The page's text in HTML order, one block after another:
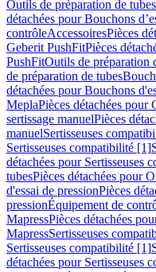
Outils de préparation de tubes
détachées pour Bouchons
contrôleAccessoiresPièces
Geberit PushFitPièces
PushFitOutils de préparation
de préparation de tubes
détachées pour Bouchons
MeplaPièces détachées
sertissage manuelPièces
manuelSertisseuses
Sertisseuses compatibilité [1]
détachées pour Sertisseuses
tubesPièces détachées pour
d'essai de pressionPièces
pressionÉquipement de
MapressPièces détachées
MapressSertisseuses
Sertisseuses compatibilité [1]
détachées pour Sertisseuses